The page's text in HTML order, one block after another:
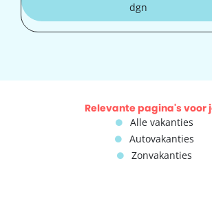
dgn
Relevante pagina's voor
Alle vakanties
Autovakanties
Zonvakanties